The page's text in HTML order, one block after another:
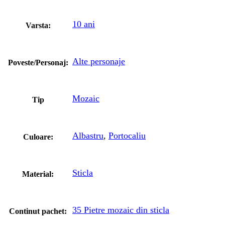
Varsta: 10 ani
Poveste/Personaj: Alte personaje
Tip Mozaic
Culoare: Albastru, Portocaliu
Material: Sticla
Continut pachet: 35 Pietre mozaic din sticla